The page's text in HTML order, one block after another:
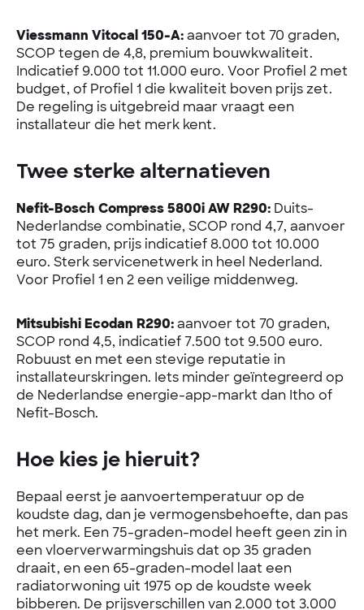
Viessmann Vitocal 150-A:aanvoer tot 70 graden,
SCOP tegen de 4,8, premium bouwkwaliteit.
Indicatief 9.000 tot 11.000 euro. Voor Profiel 2 met
budget, of Profiel 1 die kwaliteit boven prijs zet.
De regeling is uitgebreid maar vraagt een
installateur die het merk kent.
Twee sterke alternatieven
Nefit-Bosch Compress 5800i AW R290: Duits-
Nederlandse combinatie, SCOP rond 4,7, aanvoer
tot 75 graden, prijs indicatief 8.000 tot 10.000
euro. Sterk servicenetwerk in heel Nederland.
Voor Profiel 1 en 2 een veilige middenweg.
Mitsubishi Ecodan R290:aanvoer tot 70 graden,
SCOP rond 4,5, indicatief 7.500 tot 9.500 euro.
Robuust en met een stevige reputatie in
installateurskringen. Iets minder geïntegreerd op
de Nederlandse energie-app-markt dan Itho of
Nefit-Bosch.
Hoe kies je hieruit?
Bepaal eerst je aanvoertemperatuur op de
koudste dag, dan je vermogensbehoefte, dan pas
het merk. Een 75-graden-model heeft geen zin in
een vloerverwarmingshuis dat op 35 graden
draait, en een 65-graden-model laat een
radiatorwoning uit 1975 op de koudste week
bibberen. De prijsverschillen van 2.000 tot 3.000